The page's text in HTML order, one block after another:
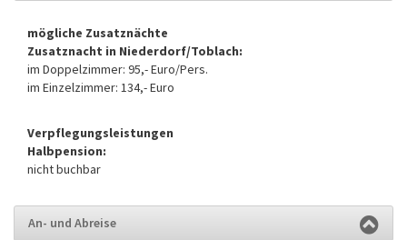
mögliche Zusatznächte
Zusatznacht in Niederdorf/Toblach:
im Doppelzimmer: 95,- Euro/Pers.
im Einzelzimmer: 134,- Euro
Verpflegungsleistungen
Halbpension:
nicht buchbar
An- und Abreise